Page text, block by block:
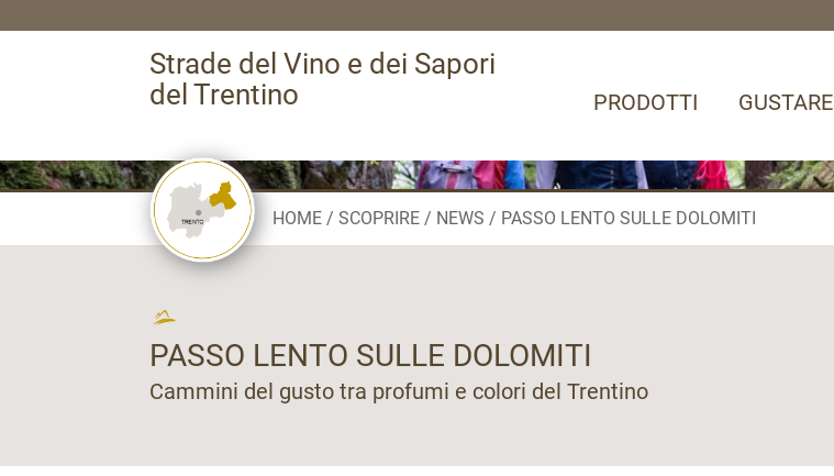
Strade del Vino e dei Sapori
del Trentino
PRODOTTI GUSTARE
HOME SCOPRIRE NEWS PASSO LENTO SULLE DOLOMITI
PASSO LENTO SULLE DOLOMITI
Cammini del gusto tra profumi e colori del Trentino